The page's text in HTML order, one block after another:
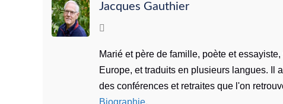
Jacques Gauthier
Marié et père de famille, poète et
Europe, et traduits en plusieurs langues. Il
des conférences et retraites que l'on
Biographie.